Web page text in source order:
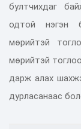
бултчихдаг
одтой нэгэн
мөрийтэй
мөрийтэй
дарж алах
дурласанаас